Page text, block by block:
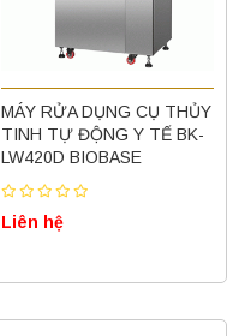
MÁY RỬA DỤNG CỤ THỦY
TINH TỰ ĐỘNG Y TẾ BK-
LW420D BIOBASE
Liên hệ